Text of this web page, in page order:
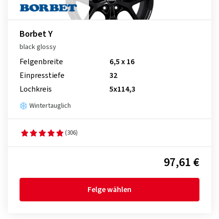
Borbet Y
black glossy
Felgenbreite
6,5 x 16
Einpresstiefe
32
Lochkreis
5x114,3
Wintertauglich
(306)
97,61 €
Felge wählen